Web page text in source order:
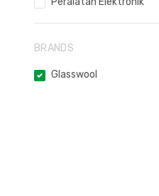
BRANDS
Glasswool